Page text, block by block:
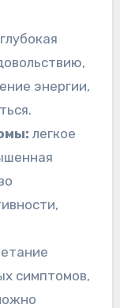
глубокая
энергии,
легкое
симптомов,